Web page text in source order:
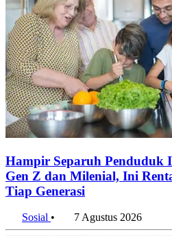
Hampir Separuh Penduduk
Gen Z dan Milenial, Ini
Tiap Generasi
Sosial • 7 Agustus 2026